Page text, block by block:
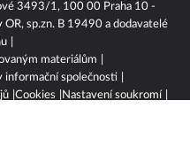
3493/1, 100 00 Praha 10 -
sp.zn. B 19490 a dodavatelé
materiálům
informační společnosti
Cookies
Nastavení soukromí